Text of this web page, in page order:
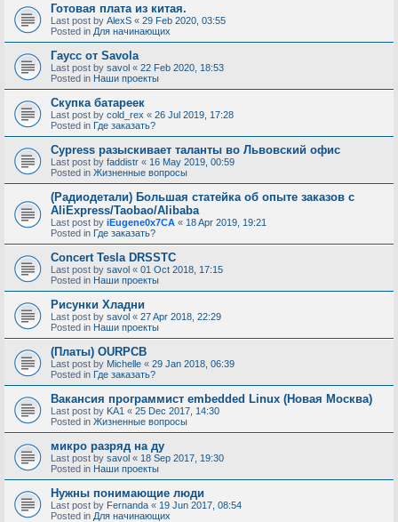
Готовая плата из китая.
Last post by AlexS « 29 Feb 2020, 03:55
Posted in Для начинающих
Гаусс от Savola
Last post by savol « 22 Feb 2020, 18:53
Posted in Наши проекты
Скупка батареек
Last post by cold_rex « 26 Jul 2019, 17:28
Posted in Где заказать?
Cypress разыскивает таланты во Львовский офис
Last post by faddistr « 16 May 2019, 00:59
Posted in Жизненные вопросы
(Радиодетали) Большая статейка об опыте заказов с
AliExpress/Taobao/Alibaba
Last post by iEugene0x7CA « 18 Apr 2019, 19:21
Posted in Где заказать?
Concert Tesla DRSSTC
Last post by savol « 01 Oct 2018, 17:15
Posted in Наши проекты
Рисунки Хладни
Last post by savol « 27 Apr 2018, 22:29
Posted in Наши проекты
(Платы) OURPCB
Last post by Michelle « 29 Jan 2018, 06:39
Posted in Где заказать?
Вакансия программист embedded Linux (Новая Москва)
Last post by KA1 « 25 Dec 2017, 14:30
Posted in Жизненные вопросы
микро разряд на ду
Last post by savol « 18 Sep 2017, 19:30
Posted in Наши проекты
Нужны понимающие люди
Last post by Fernanda « 19 Jun 2017, 08:54
Posted in Для начинающих